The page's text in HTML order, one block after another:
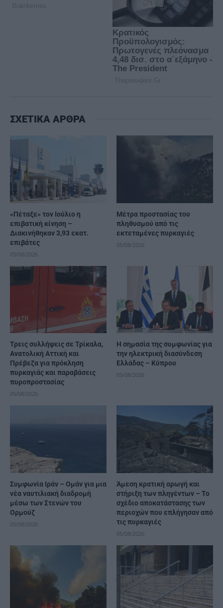
ΣΧΕΤΙΚΑ ΑΡΘΡΑ
«Πέταξε» τον Ιούλιο η
επιβατική κίνηση –
Διακινήθηκαν 3,93 εκατ.
επιβάτες
05/08/2026
Μέτρα προστασίας του
πληθυσμού από τις
εκτεταμένες πυρκαγιές
05/08/2026
Τρεις συλλήψεις σε Τρίκαλα,
Ανατολική Αττική και
Πρέβεζα για πρόκληση
πυρκαγιάς και παραβάσεις
πυροπροστασίας
05/08/2026
H σημασία της συμφωνίας για
την ηλεκτρική διασύνδεση
Ελλάδας – Κύπρου
05/08/2026
Συμφωνία Ιράν – Ομάν για μια
νέα ναυτιλιακή διαδρομή
μέσω των Στενών του
Ορμούζ
05/08/2026
Άμεση κρατική αρωγή και
στήριξη των πληγέντων – Το
σχέδιο αποκατάστασης των
περιοχών που επλήγησαν από
τις πυρκαγιές
05/08/2026